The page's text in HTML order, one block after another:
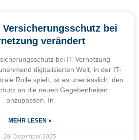
bei
verändert
bei IT-Vernetzung
digitalisierten Welt, in der IT-
Rolle spielt, ist es unerlässlich, den
an die neuen Gegebenheiten
anzupassen. In
MEHR LESEN »
29. Dezember 2025